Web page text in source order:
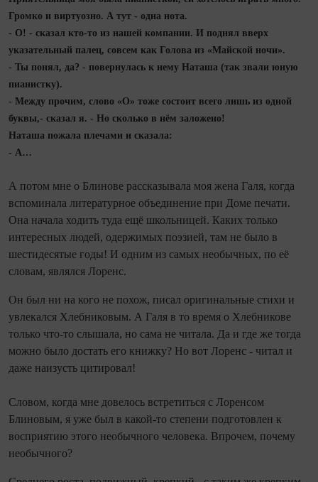
Громко и виртуозно. А тут - одна нота.
- О! - сказал кто-то из нашей компании. И поднял вверх
указательный палец, совсем как Голова из «Майской ночи».
- Ты понял, да? - повернулась к нему Наташа (так звали юную
пианистку).
- Между прочим, слово «О» тоже состоит всего лишь из одной
буквы,- сказал я. - Но сколько в нём заложено!
Наташа пожала плечами и сказала:
- А…
А потом мне о Блинове рассказывала моя жена Галя, когда
вспоминала литературное объединение при Доме печати.
Она начала ходить туда ещё школьницей. Каких только
интересных людей, одержимых поэзией, там не было в
шестидесятые годы! И одним из самых необычных, по её
словам, являлся Лоренс.
Он был ни на кого не похож, писал оригинальные стихи и
увлекался Хлебниковым. А Галя в то время о Хлебникове
только что-то слышала, но сама не читала. Да и где же тогда
можно было достать его книжку? Но вот Лоренс - читал и
даже наизусть цитировал!
Словом, когда мне довелось встретиться с Лоренсом
Блиновым, я уже был в какой-то степени подготовлен к
восприятию этого необычного человека. Впрочем, почему
необычного?